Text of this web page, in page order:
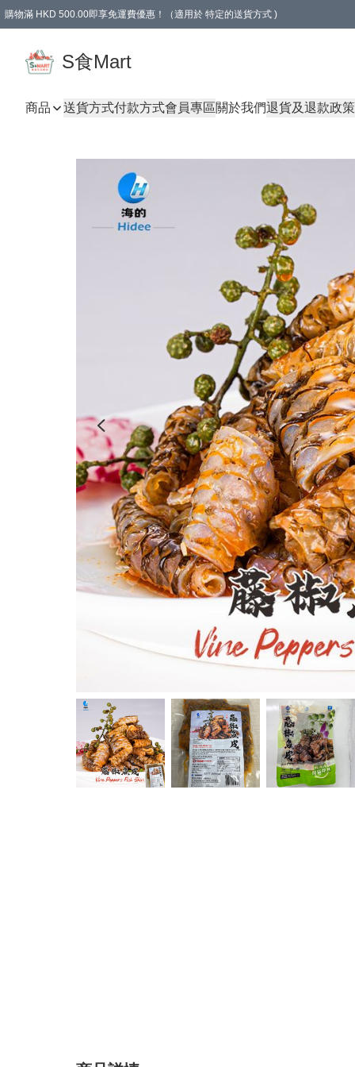
購物滿 HKD 500.00即享免運費優惠！（適用於 特定的送貨方式 )
S食Mart
商品 送貨方式付款方式會員專區關於我們退貨及退款政策